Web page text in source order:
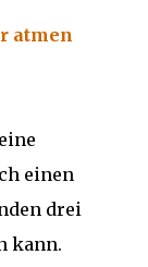
atmen
einen
drei
kann.